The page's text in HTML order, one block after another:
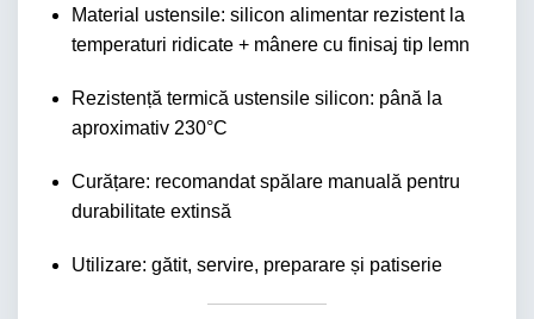
Material ustensile: silicon alimentar rezistent la
temperaturi ridicate + mânere cu finisaj tip lemn
Rezistență termică ustensile silicon: până la
aproximativ 230°C
Curățare: recomandat spălare manuală pentru
durabilitate extinsă
Utilizare: gătit, servire, preparare și patiserie